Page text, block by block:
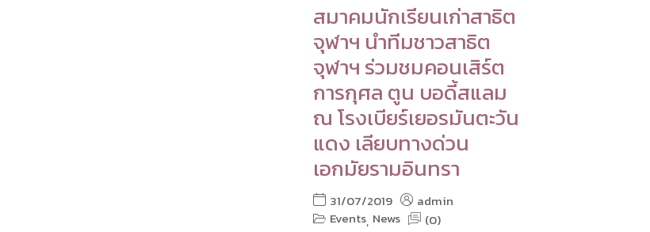
สมาคมนักเรียนเก่าสาธิต
จุฬาฯ นำทีมชาวสาธิต
จุฬาฯ ร่วมชมคอนเสิร์ต
การกุศล ตูน บอดี้สแลม
ณ โรงเบียร์เยอรมันตะวัน
แดง เลียบทางด่วน
เอกมัยรามอินทรา
31/07/2019
admin
Events, News (0)